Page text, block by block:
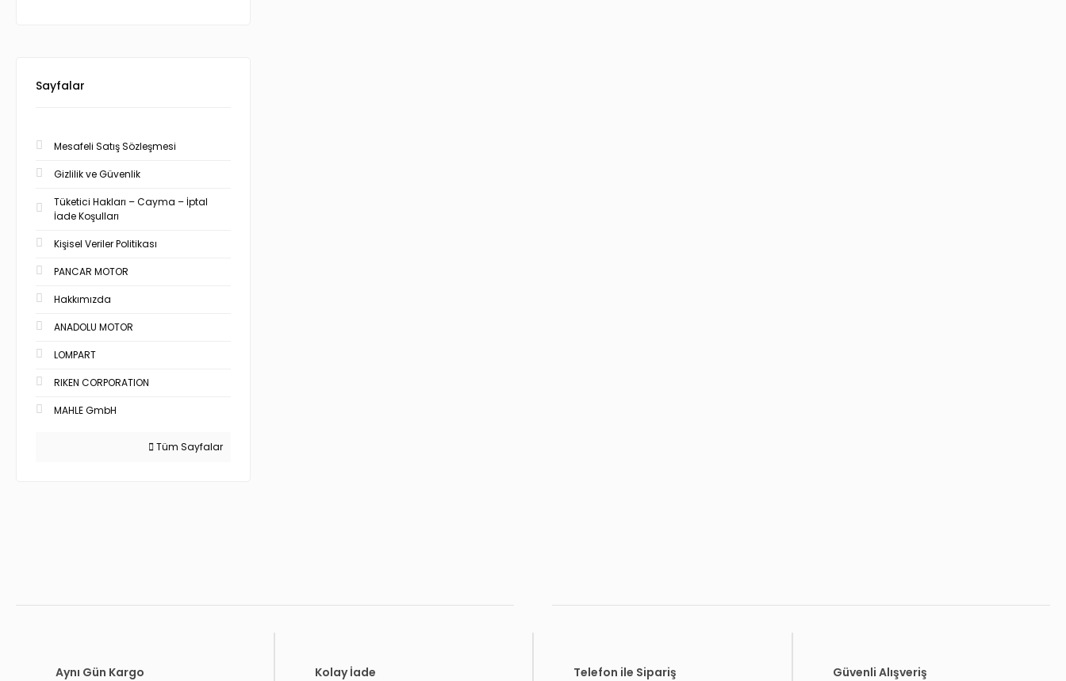
Sayfalar
Mesafeli Satış Sözleşmesi
Gizlilik ve Güvenlik
Tüketici Hakları – Cayma – İptal
İade Koşulları
Kişisel Veriler Politikası
PANCAR MOTOR
Hakkımızda
ANADOLU MOTOR
LOMPART
RIKEN CORPORATION
MAHLE GmbH
Tüm Sayfalar
Aynı Gün Kargo Kolay İade Telefon ile Sipariş Güvenli Alışveriş